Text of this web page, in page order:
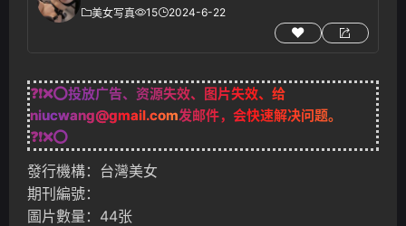
美女写真 15 2024-6-22
❓❗❌⭕投放广告、资源失效、图片失效、给
niucwang@gmail.com发邮件，会快速解决问题。
❓❗❌⭕
發行機構：台灣美女
期刊編號：
圖片數量：44张